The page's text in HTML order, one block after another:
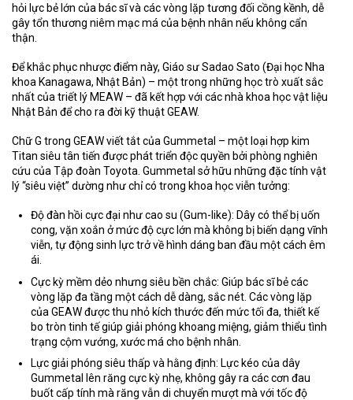
hỏi lực bẻ lớn của bác sĩ và các vòng lặp tương đối cồng kềnh, dễ
gây tổn thương niêm mạc má của bệnh nhân nếu không cẩn
thận.
Để khắc phục nhược điểm này, Giáo sư Sadao Sato (Đại học Nha
khoa Kanagawa, Nhật Bản) – một trong những học trò xuất sắc
nhất của triết lý MEAW – đã kết hợp với các nhà khoa học vật liệu
Nhật Bản để cho ra đời kỹ thuậtGEAW.
ChữG trong GEAW viết tắt của Gummetal – một loại hợp kim
Titan siêu tân tiến được phát triển độc quyền bởi phòng nghiên
cứu của Tập đoàn Toyota. Gummetal sở hữu những đặc tính vật
lý “siêu việt” dường như chỉ có trong khoa học viễn tưởng:
Độ đàn hồi cực đại như cao su (Gum-like): Dây có thể bị uốn
cong, vặn xoắn ở mức độ cực lớn mà không bị biến dạng vĩnh
viễn, tự động sinh lực trở về hình dáng ban đầu một cách êm
ái.
Cực kỳ mềm dẻo nhưng siêu bền chắc: Giúp bác sĩ bẻ các
vòng lặp đa tầng một cách dễ dàng, sắc nét. Các vòng lặp
của GEAW được thu nhỏ kích thước đến mức tối đa, thiết kế
bo tròn tinh tế giúp giải phóng khoang miệng, giảm thiểu tình
trạng cộm vướng, xước má cho bệnh nhân.
Lực giải phóng siêu thấp và hằng định: Lực kéo của dây
Gummetal lên răng cực kỳ nhẹ, không gây ra các cơn đau
buốt cấp tính mà răng vẫn di chuyển mượt mà với tốc độ